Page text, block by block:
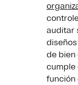
auditar
de bien
cumple
función